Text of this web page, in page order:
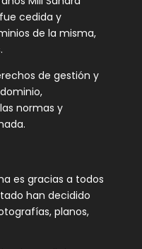
cedida y
de la misma,
de gestión y
normas y
es gracias a todos
han decidido
planos,